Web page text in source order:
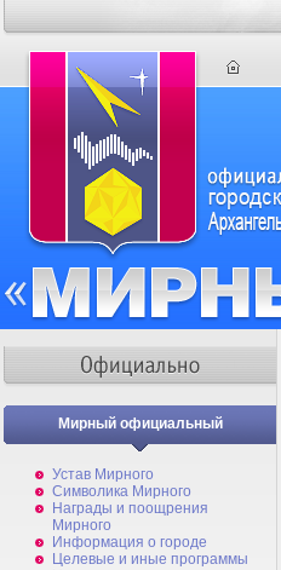
Мирный официальный
Устав Мирного
Символика Мирного
Награды и поощрения
Мирного
Информация о городе
Целевые и иные программы